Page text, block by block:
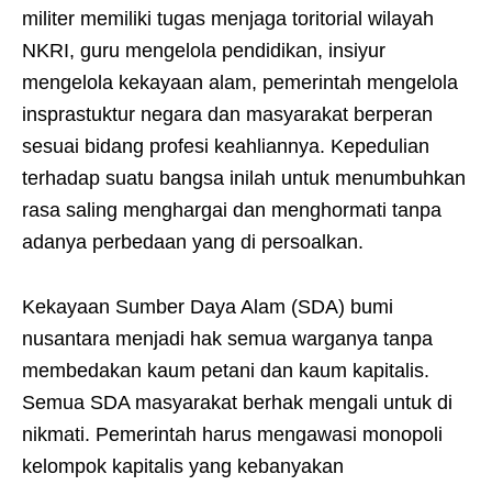
militer memiliki tugas menjaga toritorial wilayah
NKRI, guru mengelola pendidikan, insiyur
mengelola kekayaan alam, pemerintah mengelola
insprastuktur negara dan masyarakat berperan
sesuai bidang profesi keahliannya. Kepedulian
terhadap suatu bangsa inilah untuk menumbuhkan
rasa saling menghargai dan menghormati tanpa
adanya perbedaan yang di persoalkan.
Kekayaan Sumber Daya Alam (SDA) bumi
nusantara menjadi hak semua warganya tanpa
membedakan kaum petani dan kaum kapitalis.
Semua SDA masyarakat berhak mengali untuk di
nikmati. Pemerintah harus mengawasi monopoli
kelompok kapitalis yang kebanyakan